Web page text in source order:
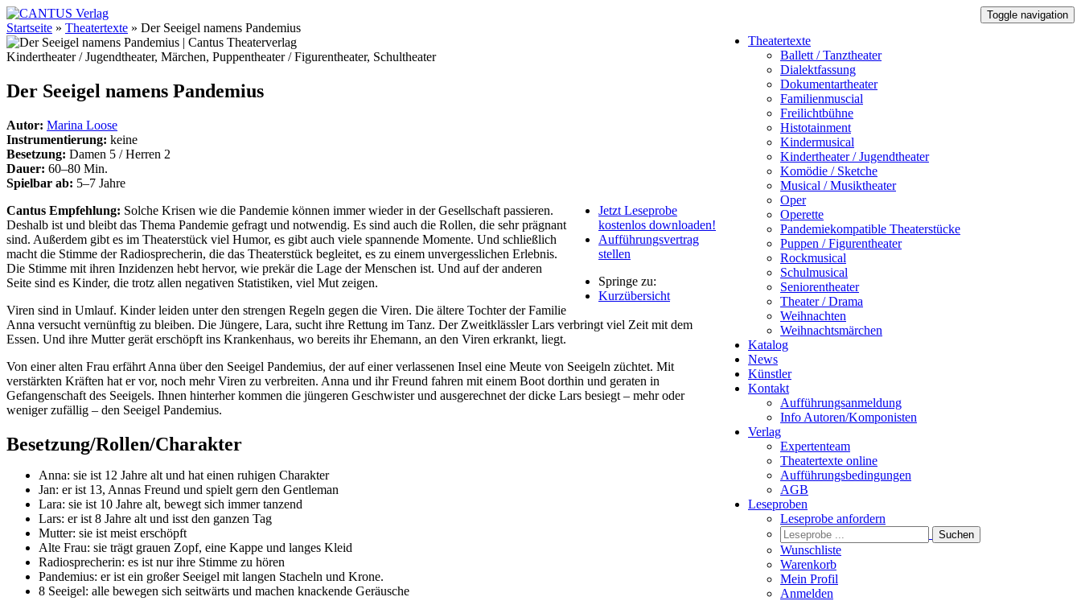
Toggle navigation
Theatertexte
Ballett / Tanztheater
Dialektfassung
Dokumentartheater
Familienmuscial
Freilichtbühne
Histotainment
Kindermusical
Kindertheater / Jugendtheater
Komödie / Sketche
Musical / Musiktheater
Oper
Operette
Pandemiekompatible Theaterstücke
Puppen / Figurentheater
Rockmusical
Schulmusical
Seniorentheater
Theater / Drama
Weihnachten
Weihnachtsmärchen
Katalog
News
Künstler
Kontakt
Aufführungsanmeldung
Info Autoren/Komponisten
Verlag
Expertenteam
Theatertexte online
Aufführungsbedingungen
AGB
Leseproben
Leseprobe anfordern
Wunschliste
Warenkorb
Mein Profil
Anmelden
Startseite » Theatertexte » Der Seeigel namens Pandemius
Kindertheater / Jugendtheater, Märchen, Puppentheater / Figurentheater, Schultheater
Der Seeigel namens Pandemius
Autor: Marina Loose
Instrumentierung: keine
Besetzung: Damen 5 / Herren 2
Dauer: 60–80 Min.
Spielbar ab: 5–7 Jahre
Jetzt Leseprobe
kostenlos downloaden!
Aufführungsvertrag
stellen
Springe zu:
Kurzübersicht
Cantus Empfehlung: Solche Krisen wie die Pandemie können immer wieder in der Gesellschaft passieren.
Deshalb ist und bleibt das Thema Pandemie gefragt und notwendig. Es sind auch die Rollen, die sehr prägnant
sind. Außerdem gibt es im Theaterstück viel Humor, es gibt auch viele spannende Momente. Und schließlich
macht die Stimme der Radiosprecherin, die das Theaterstück begleitet, es zu einem unvergesslichen Erlebnis.
Die Stimme mit ihren Inzidenzen hebt hervor, wie prekär die Lage der Menschen ist. Und auf der anderen
Seite sind es Kinder, die trotz allen negativen Statistiken, viel Mut zeigen.
Viren sind in Umlauf. Kinder leiden unter den strengen Regeln gegen die Viren. Die ältere Tochter der Familie
Anna versucht vernünftig zu bleiben. Die Jüngere, Lara, sucht ihre Rettung im Tanz. Der Zweitklässler Lars verbringt viel Zeit mit dem
Essen. Und ihre Mutter gerät erschöpft ins Krankenhaus, wo bereits ihr Ehemann, an den Viren erkrankt, liegt.
Von einer alten Frau erfährt Anna über den Seeigel Pandemius, der auf einer verlassenen Insel eine Meute von Seeigeln züchtet. Mit
verstärkten Kräften hat er vor, noch mehr Viren zu verbreiten. Anna und ihr Freund fahren mit einem Boot dorthin und geraten in
Gefangenschaft des Seeigels. Ihnen hinterher kommen die jüngeren Geschwister und ausgerechnet der dicke Lars besiegt – mehr oder
weniger zufällig – den Seeigel Pandemius.
Besetzung/Rollen/Charakter
Anna: sie ist 12 Jahre alt und hat einen ruhigen Charakter
Jan: er ist 13, Annas Freund und spielt gern den Gentleman
Lara: sie ist 10 Jahre alt, bewegt sich immer tanzend
Lars: er ist 8 Jahre alt und isst den ganzen Tag
Mutter: sie ist meist erschöpft
Alte Frau: sie trägt grauen Zopf, eine Kappe und langes Kleid
Radiosprecherin: es ist nur ihre Stimme zu hören
Pandemius: er ist ein großer Seeigel mit langen Stacheln und Krone.
8 Seeigel: alle bewegen sich seitwärts und machen knackende Geräusche